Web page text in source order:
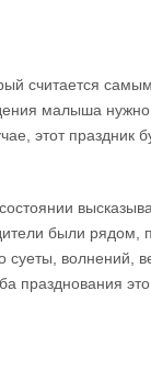
считается
малыша нужно
этот праздник
были рядом,
волнений,
празднования